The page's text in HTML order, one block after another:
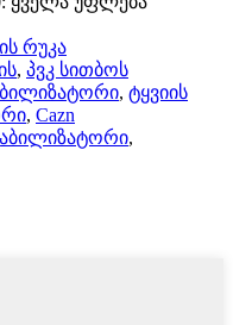
რუკა
, პვკ სითბოს
, ტყვიის
, Cazn
,